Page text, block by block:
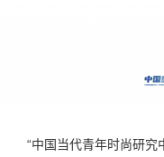
“中国当代青年时尚研究